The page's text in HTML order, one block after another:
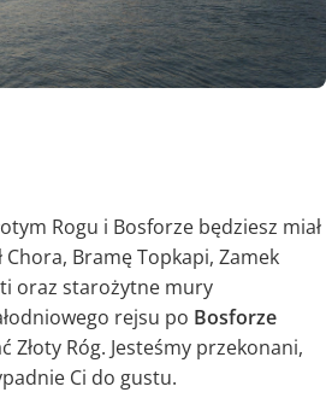
Rogu i Bosforze będziesz miał
Chora, Bramę Topkapi, Zamek
oraz starożytne mury
rejsu po Bosforze
Złoty Róg. Jesteśmy przekonani,
Ci do gustu.